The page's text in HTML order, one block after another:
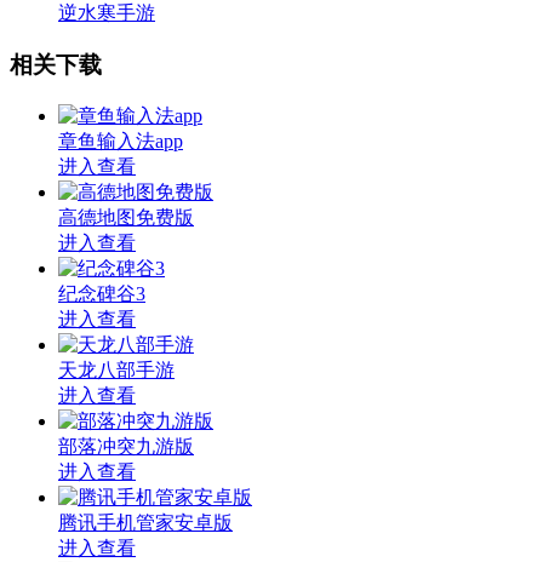
逆水寒手游
相关下载
章鱼输入法app
进入查看
高德地图免费版
进入查看
纪念碑谷3
进入查看
天龙八部手游
进入查看
部落冲突九游版
进入查看
腾讯手机管家安卓版
进入查看